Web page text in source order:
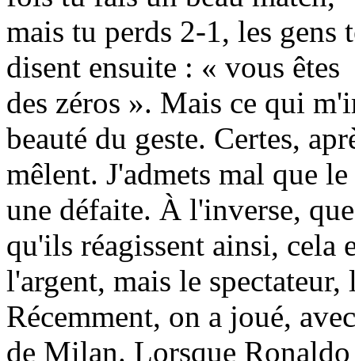
mais tu perds 2-1, les gens
disent ensuite : « vous êtes
des zéros ». Mais ce qui
beauté du geste. Certes,
mêlent. J'admets mal que
une défaite. À l'inverse,
qu'ils réagissent ainsi,
l'argent, mais le
Récemment, on a joué,
de Milan. Lorsque